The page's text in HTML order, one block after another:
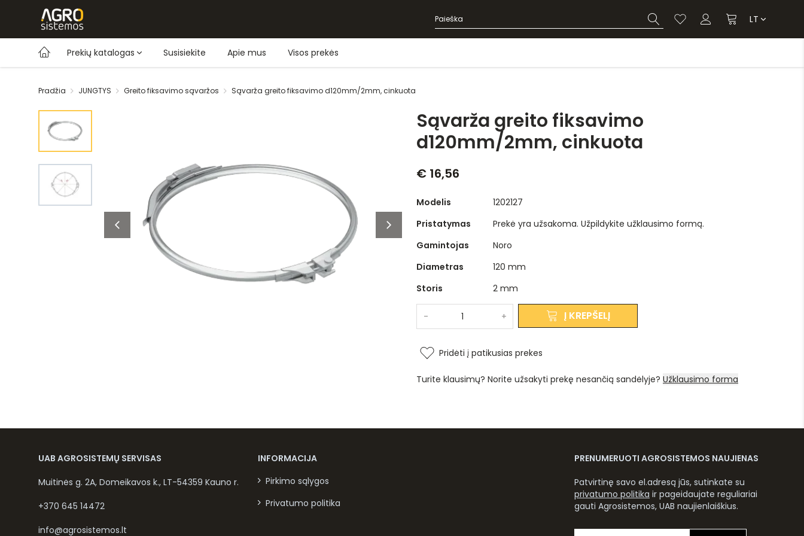
LT
Prekių katalogas Susisiekite Apie mus Visos prekės
Pradžia JUNGTYS Greito fiksavimo sąvaržos Sąvarža greito fiksavimo d120mm/2mm, cinkuota
Sąvarža greito fiksavimo
d120mm/2mm, cinkuota
€ 16,56
Modelis
1202127
Pristatymas
Prekė yra užsakoma. Užpildykite užklausimo formą.
Gamintojas
Noro
Diametras
120 mm
Storis
2 mm
- + Į KREPŠELĮ
Pridėti į patikusias prekes
Turite klausimų? Norite užsakyti prekę nesančią sandėlyje? Užklausimo forma
UAB AGROSISTEMŲ SERVISAS
Muitinės g. 2A, Domeikavos k., LT-54359 Kauno r.
+370 645 14472
info@agrosistemos.lt
INFORMACIJA
Pirkimo sąlygos
Privatumo politika
PRENUMERUOTI AGROSISTEMOS NAUJIENAS
Patvirtinę savo el.adresą jūs, sutinkate su
privatumo politika ir pageidaujate reguliariai
gauti Agrosistemos, UAB naujienlaiškius.